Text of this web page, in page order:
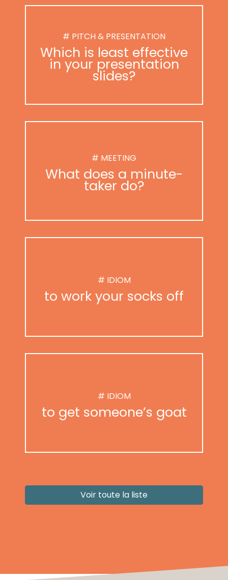
# PITCH & PRESENTATION
Which is least effective
in your presentation
slides?
# MEETING
What does a minute-
taker do?
# IDIOM
to work your socks off
# IDIOM
to get someone’s goat
Voir toute la liste